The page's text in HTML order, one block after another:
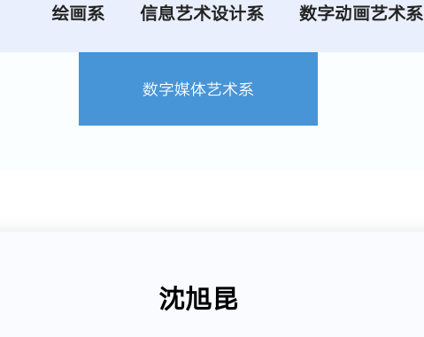
绘画系 信息艺术设计系 数字动画艺术系
数字媒体艺术系
沈旭昆